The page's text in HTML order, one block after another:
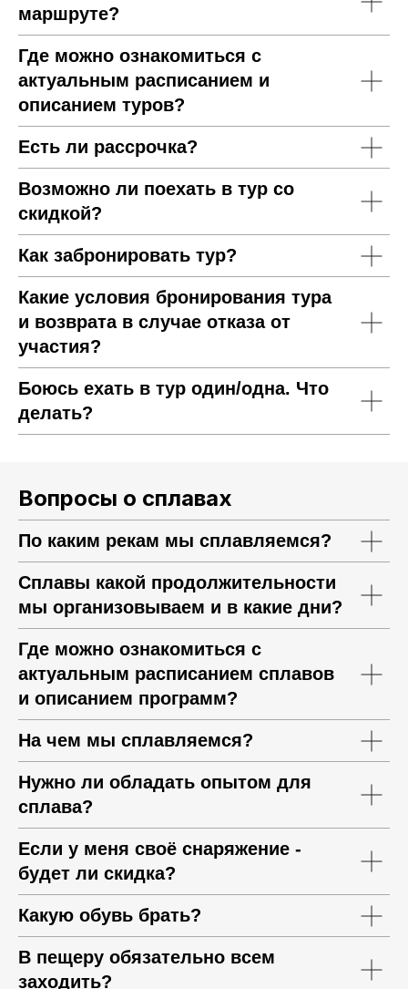
маршруте?
Где можно ознакомиться с
актуальным расписанием и
описанием туров?
Есть ли рассрочка?
Возможно ли поехать в тур со
скидкой?
Как забронировать тур?
Какие условия бронирования тура
и возврата в случае отказа от
участия?
Боюсь ехать в тур один/одна. Что
делать?
Вопросы о сплавах
По каким рекам мы сплавляемся?
Сплавы какой продолжительности
мы организовываем и в какие дни?
Где можно ознакомиться с
актуальным расписанием сплавов
и описанием программ?
На чем мы сплавляемся?
Нужно ли обладать опытом для
сплава?
Если у меня своё снаряжение -
будет ли скидка?
Какую обувь брать?
В пещеру обязательно всем
заходить?